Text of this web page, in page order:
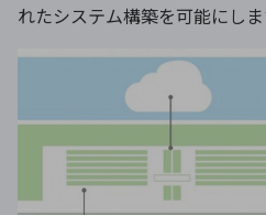
れたシステム構築を可能にしま